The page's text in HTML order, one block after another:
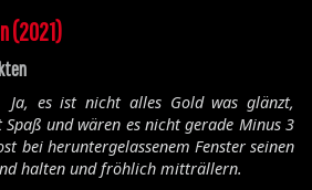
(2021)
Ja, es ist nicht alles Gold was glänzt,
und wären es nicht gerade Minus 3
bei heruntergelassenem Fenster seinen
halten und fröhlich mitträllern.